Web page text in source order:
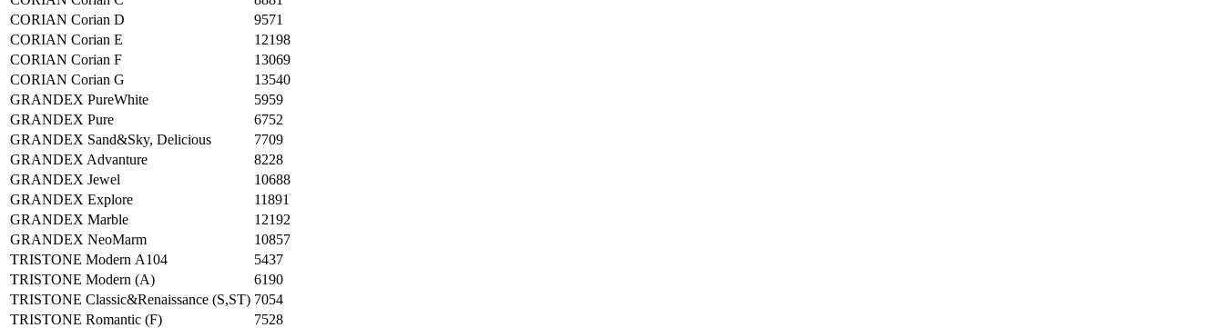
CORIAN Corian D
9571
CORIAN Corian E
12198
CORIAN Corian F
13069
CORIAN Corian G
13540
GRANDEX PureWhite
5959
GRANDEX Pure
6752
GRANDEX Sand&Sky, Delicious
7709
GRANDEX Advanture
8228
GRANDEX Jewel
10688
GRANDEX Explore
11891
GRANDEX Marble
12192
GRANDEX NeoMarm
10857
TRISTONE Modern А104
5437
TRISTONE Modern (А)
6190
TRISTONE Classic&Renaissance (S,ST) 7054
TRISTONE Romantic (F)
7528